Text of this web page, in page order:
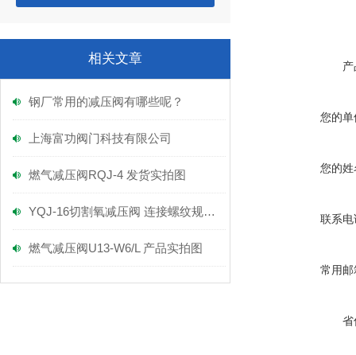
相关文章
钢厂常用的减压阀有哪些呢？
上海富功阀门科技有限公司
燃气减压阀RQJ-4 发货实拍图
YQJ-16切割氧减压阀 连接螺纹规格多大呢
燃气减压阀U13-W6/L 产品实拍图
您的单
您的姓
联系电
常用邮
省